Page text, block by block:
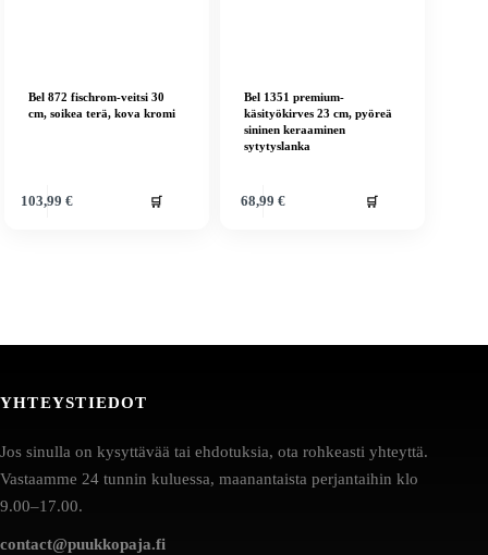
Bel 872 fischrom-veitsi 30
cm, soikea terä, kova kromi
103,99€ 🛒
Bel 1351 premium-
käsityökirves 23 cm, pyöreä
sininen keraaminen
sytytyslanka
68,99 € 🛒
YHTEYSTIEDOT
Jos sinulla on kysyttävää tai ehdotuksia, ota rohkeasti yhteyttä.
Vastaamme 24 tunnin kuluessa, maanantaista perjantaihin klo
9.00–17.00.
contact@puukkopaja.fi